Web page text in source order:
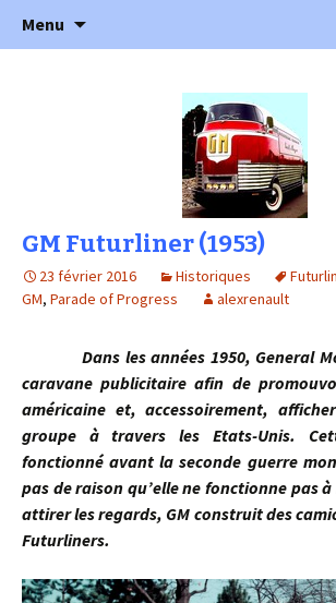
l'Automobile
l'automobile ancienne :
…
Menu
GM Futurliner (1953)
23 février 2016 Historiques
GM, Parade of Progress alexrenault
Dans les années 1950, General
caravane publicitaire afin de
américaine et, accessoirement,
groupe à travers les Etats-Unis.
fonctionné avant la seconde guerre
pas de raison qu’elle ne fonctionne pas
attirer les regards, GM construit des
Futurliners.